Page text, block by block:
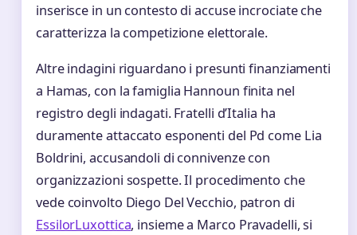
inserisce in un contesto di accuse incrociate che
caratterizza la competizione elettorale.
Altre indagini riguardano i presunti finanziamenti
a Hamas, con la famiglia Hannoun finita nel
registro degli indagati. Fratelli d’Italia ha
duramente attaccato esponenti del Pd come Lia
Boldrini, accusandoli di connivenze con
organizzazioni sospette. Il procedimento che
vede coinvolto Diego Del Vecchio, patron di
EssilorLuxottica, insieme a Marco Pravadelli, si